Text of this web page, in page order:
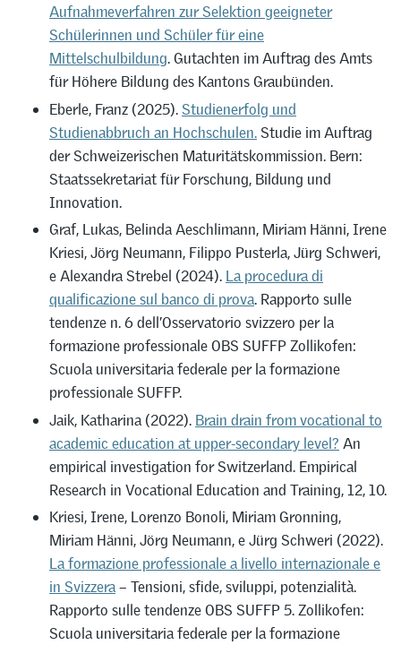
Aufnahmeverfahren zur Selektion geeigneter
Schülerinnen und Schüler für eine
Mittelschulbildung. Gutachten im Auftrag des Amts
für Höhere Bildung des Kantons Graubünden.
Eberle, Franz (2025).Studienerfolg und
Studienabbruch an Hochschulen.Studie im Auftrag
der Schweizerischen Maturitätskommission. Bern:
Staatssekretariat für Forschung, Bildung und
Innovation.
Graf, Lukas, Belinda Aeschlimann, Miriam Hänni, Irene
Kriesi, Jörg Neumann, Filippo Pusterla, Jürg Schweri,
e Alexandra Strebel (2024). La procedura di
qualificazione sul banco di prova. Rapporto sulle
tendenze n. 6 dell’Osservatorio svizzero per la
formazione professionale OBS SUFFP Zollikofen:
Scuola universitaria federale per la formazione
professionale SUFFP.
Jaik, Katharina (2022). Brain drain from vocational to
academic education at upper-secondary level? An
empirical investigation for Switzerland. Empirical
Research in Vocational Education and Training, 12, 10.
Kriesi, Irene, Lorenzo Bonoli, Miriam Gronning,
Miriam Hänni, Jörg Neumann, e Jürg Schweri (2022).
La formazione professionale a livello internazionale e
in Svizzera– Tensioni, sfide, sviluppi, potenzialità.
Rapporto sulle tendenze OBS SUFFP 5. Zollikofen:
Scuola universitaria federale per la formazione